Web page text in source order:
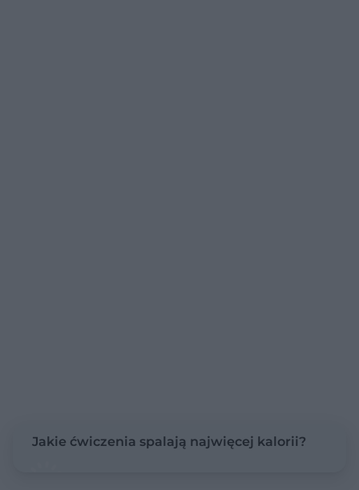
Jakie ćwiczenia spalają najwięcej kalorii?